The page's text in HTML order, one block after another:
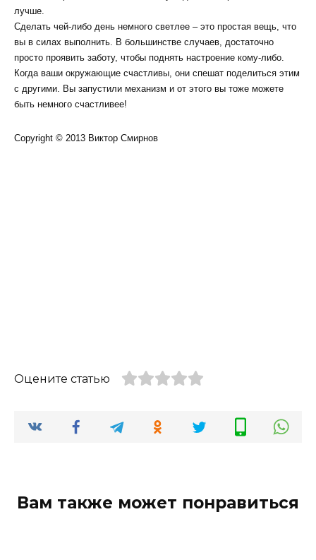
лучше.
Сделать чей-либо день немного светлее – это простая вещь, что
вы в силах выполнить. В большинстве случаев, достаточно
просто проявить заботу, чтобы поднять настроение кому-либо.
Когда ваши окружающие счастливы, они спешат поделиться этим
с другими. Вы запустили механизм и от этого вы тоже можете
быть немного счастливее!
Copyright © 2013 Виктор Смирнов
Оцените статью
Вам также может понравиться